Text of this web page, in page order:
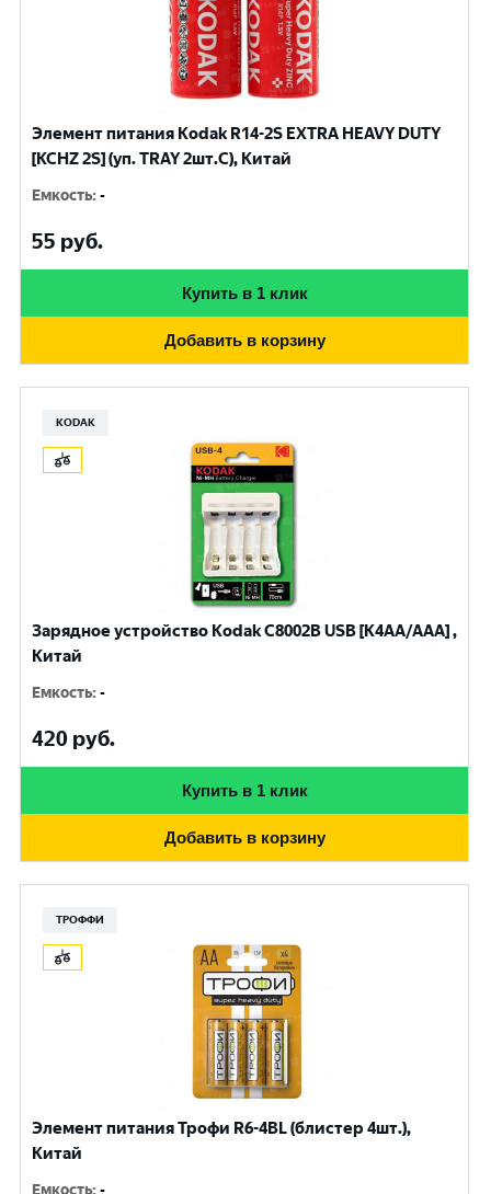
Элемент питания Kodak R14-2S EXTRA HEAVY DUTY
[KCHZ 2S] (уп. TRAY 2шт.C), Китай
Емкость:-
55 руб.
Купить в 1 клик
Добавить в корзину
KODAK
Зарядное устройство Kodak С8002B USB [K4AA/AAA] ,
Китай
Емкость:-
420 руб.
Купить в 1 клик
Добавить в корзину
ТРОФФИ
Элемент питания Трофи R6-4BL (блистер 4шт.),
Китай
Емкость:-